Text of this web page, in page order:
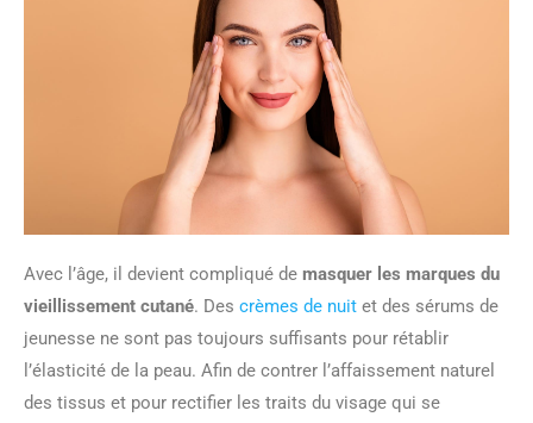
Avec l’âge, il devient compliqué de masquer les marques du
vieillissement cutané. Des crèmes de nuit et des sérums de
jeunesse ne sont pas toujours suffisants pour rétablir
l’élasticité de la peau. Afin de contrer l’affaissement naturel
des tissus et pour rectifier les traits du visage qui se